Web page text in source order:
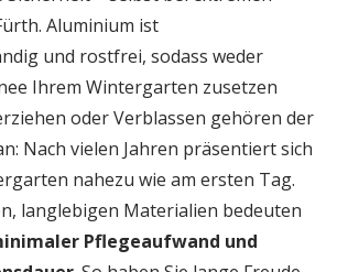
Aluminium ist
und rostfrei, sodass weder
Ihrem Wintergarten zusetzen
oder Verblassen gehören der
Nach vielen Jahren präsentiert sich
nahezu wie am ersten Tag.
langlebigen Materialien bedeuten
Pflegeaufwand und